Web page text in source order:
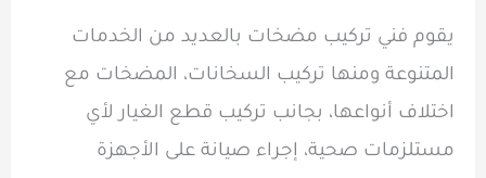
يقوم فني تركيب مضخات بالعديد من الخدمات
المتنوعة ومنها تركيب السخانات، المضخات مع
اختلاف أنواعها، بجانب تركيب قطع الغيار لأي
مستلزمات صحية، إجراء صيانة على الأجهزة